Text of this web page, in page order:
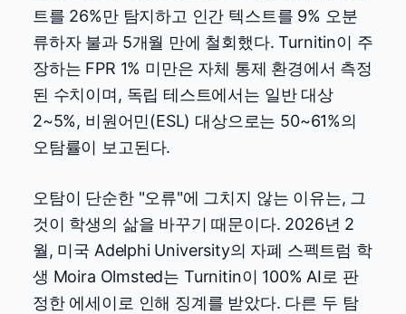
트를 26%만 탐지하고 인간 텍스트를 9% 오분
류하자 불과 5개월 만에 철회했다. Turnitin이 주
장하는 FPR 1% 미만은 자체 통제 환경에서 측정
된 수치이며, 독립 테스트에서는 일반 대상
2~5%, 비원어민(ESL) 대상으로는 50~61%의
오탐률이 보고된다.
오탐이 단순한 "오류"에 그치지 않는 이유는, 그
것이 학생의 삶을 바꾸기 때문이다. 2026년 2
월, 미국 Adelphi University의 자폐 스펙트럼 학
생 Moira Olmsted는 Turnitin이 100% AI로 판
정한 에세이로 인해 징계를 받았다. 다른 두 탐